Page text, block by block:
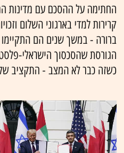
החתימה על ההסכם עם מדינות
קרירות למדי בארגוני השלום
ברורה - במשך שנים הם
הגורסת שהסכסוך הישראלי-
כשזה כבר לא המצב - התקציב